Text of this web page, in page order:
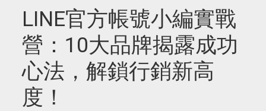
LINE官方帳號小編實戰
營：10大品牌揭露成功
心法，解鎖行銷新高
度！